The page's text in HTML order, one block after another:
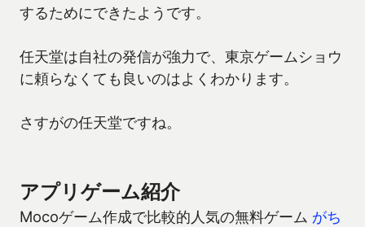
するためにできたようです。
任天堂は自社の発信が強力で、東京ゲームショウ
に頼らなくても良いのはよくわかります。
さすがの任天堂ですね。
アプリゲーム紹介
Mocoゲーム作成で比較的人気の無料ゲーム がち